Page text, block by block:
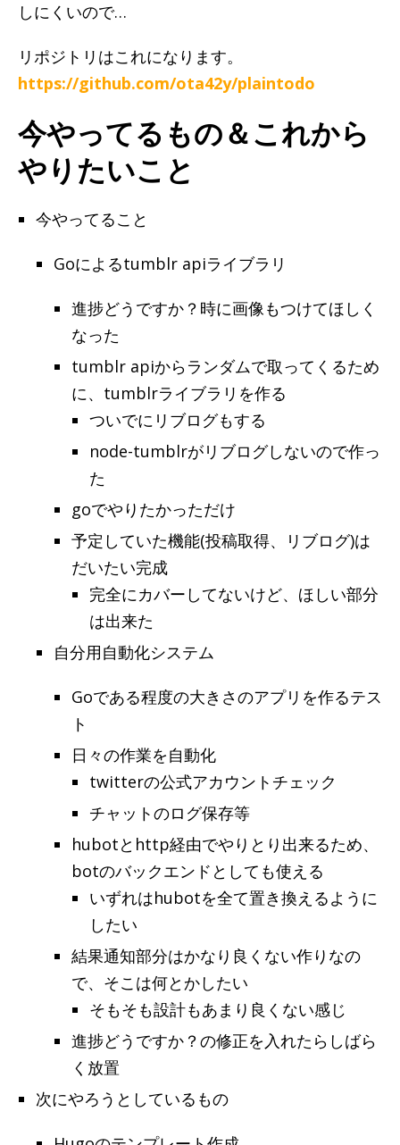
しにくいので…
リポジトリはこれになります。
https://github.com/ota42y/plaintodo
今やってるもの＆これから
やりたいこと
今やってること
Goによるtumblr apiライブラリ
進捗どうですか？時に画像もつけてほしく
なった
tumblr apiからランダムで取ってくるため
に、tumblrライブラリを作る
ついでにリブログもする
node-tumblrがリブログしないので作っ
た
goでやりたかっただけ
予定していた機能(投稿取得、リブログ)は
だいたい完成
完全にカバーしてないけど、ほしい部分
は出来た
自分用自動化システム
Goである程度の大きさのアプリを作るテス
ト
日々の作業を自動化
twitterの公式アカウントチェック
チャットのログ保存等
hubotとhttp経由でやりとり出来るため、
botのバックエンドとしても使える
いずれはhubotを全て置き換えるように
したい
結果通知部分はかなり良くない作りなの
で、そこは何とかしたい
そもそも設計もあまり良くない感じ
進捗どうですか？の修正を入れたらしばら
く放置
次にやろうとしているもの